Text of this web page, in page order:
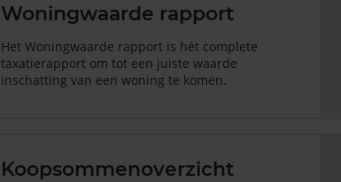
Woningwaarde rapport
Het Woningwaarde rapport is hét complete
taxatierapport om tot een juiste waarde
inschatting van een woning te komen.
Koopsommenoverzicht